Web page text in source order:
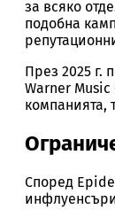
за всяко
подобна
През 2025 г.
Warner
компанията,
Според